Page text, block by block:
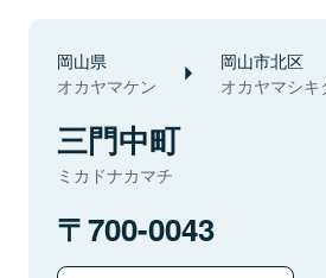
岡山県
オカヤマケン
岡山市北区
オカヤマシキ
三門中町
ミカドナカマチ
700-0043